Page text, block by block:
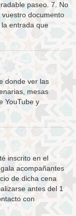
paseo. 7. No
documento
entrada que
donde ver las
mesas
YouTube y
inscrito en el
acompañantes
de dicha cena
antes del 1
con